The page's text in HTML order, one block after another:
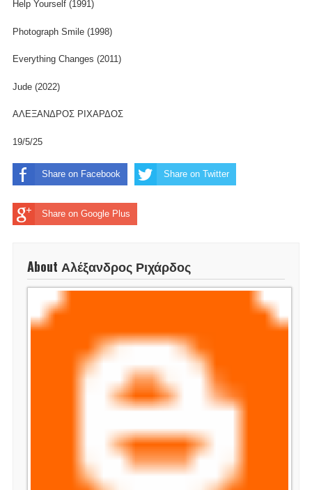
Help Yourself (1991)
Photograph Smile (1998)
Everything Changes (2011)
Jude (2022)
ΑΛΕΞΑΝΔΡΟΣ ΡΙΧΑΡΔΟΣ
19/5/25
Share on Facebook Share on Twitter
Share on Google Plus
About Αλέξανδρος Ριχάρδος